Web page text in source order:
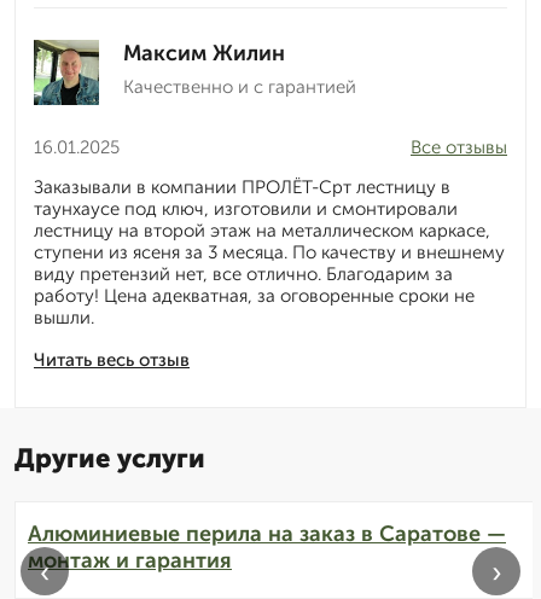
Максим Жилин
Качественно и с гарантией
16.01.2025
Читать весь отзыв
Все отзывы
Заказывали в компании ПРОЛЁТ-Срт лестницу в
таунхаусе под ключ, изготовили и смонтировали
лестницу на второй этаж на металлическом каркасе,
ступени из ясеня за 3 месяца. По качеству и внешнему
виду претензий нет, все отлично. Благодарим за
работу! Цена адекватная, за оговоренные сроки не
вышли.
Другие услуги
Алюминиевые перила на заказ в Саратове —
монтаж и гарантия
‹ ›